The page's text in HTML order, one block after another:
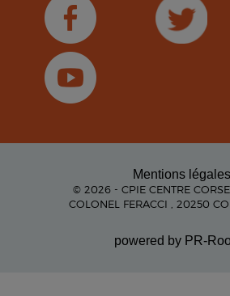
Mentions légales
© 2026 - CPIE CENTRE
COLONEL FERACCI , 20250
powered by PR-